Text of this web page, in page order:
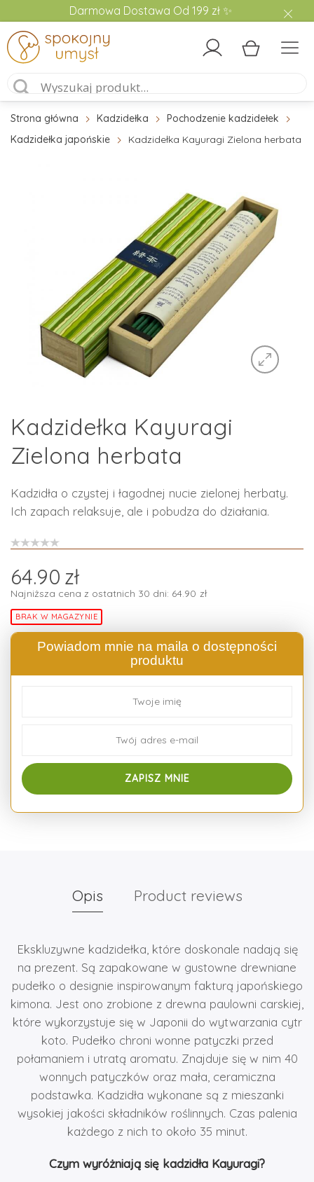
Darmowa Dostawa Od 199 zł ✨
Strona główna Kadzidełka
Pochodzenie kadzidełek
Kadzidełka japońskie
Kadzidełka Kayuragi Zielona herbata
Kadzidełka Kayuragi
Zielona herbata
Kadzidła o czystej i łagodnej nucie zielonej herbaty.
Ich zapach relaksuje, ale i pobudza do działania.
64.90 zł
Najniższa cena z ostatnich 30 dni: 64.90 zł
BRAK W MAGAZYNIE
Powiadom mnie na maila o dostępności
produktu
Opis Product reviews
Ekskluzywne kadzidełka, które doskonale nadają się
na prezent. Są zapakowane w gustowne drewniane
pudełko o designie inspirowanym fakturą japońskiego
kimona. Jest ono zrobione z drewna paulowni carskiej,
które wykorzystuje się w Japonii do wytwarzania cytr
koto. Pudełko chroni wonne patyczki przed
połamaniem i utratą aromatu. Znajduje się w nim 40
wonnych patyczków oraz mała, ceramiczna
podstawka. Kadzidła wykonane są z mieszanki
wysokiej jakości składników roślinnych. Czas palenia
każdego z nich to około 35 minut.
Czym wyróżniają się kadzidła Kayuragi?